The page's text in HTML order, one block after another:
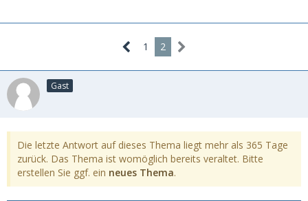
1 2
Gast
Die letzte Antwort auf dieses Thema liegt mehr als 365 Tage
zurück. Das Thema ist womöglich bereits veraltet. Bitte
erstellen Sie ggf. ein neues Thema.